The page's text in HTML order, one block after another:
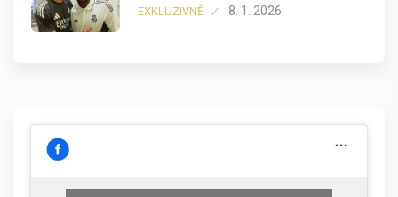
EXKLUZIVNĚ 8. 1. 2026